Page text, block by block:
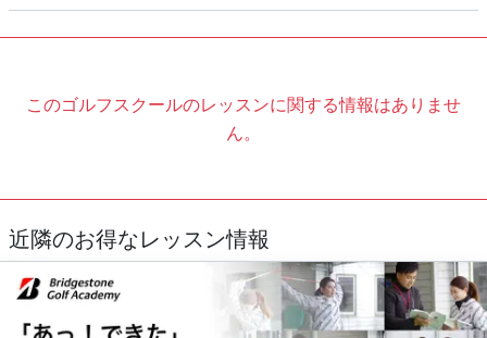
このゴルフスクールのレッスンに関する情報はありませ
ん。
近隣のお得なレッスン情報